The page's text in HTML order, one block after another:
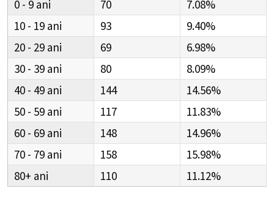
0 - 9 70
7.08%
10 - 19
93
9.40%
20 - 29
69
6.98%
30 - 39
80
8.09%
40 - 49
144
14.56%
50 - 59
117
11.83%
60 - 69
148
14.96%
70 - 79
158
15.98%
80+
110 11.12%